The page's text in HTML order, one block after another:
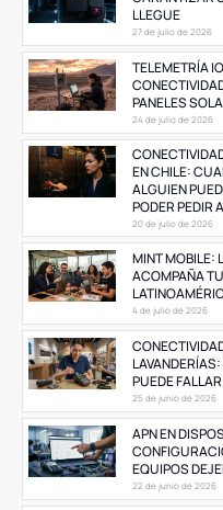
LLEGUE
27 de julio de 2026
TELEMETRÍA
PANELES
24 de julio de 2026
EN CHILE:
ALGUIEN
PODER PEDIR
20 de julio de 2026
MINT MOBILE:
ACOMPAÑA
4 de julio de 2026
PUEDE FALLAR
25 de junio de 2026
APN EN
EQUIPOS
22 de junio de 2026